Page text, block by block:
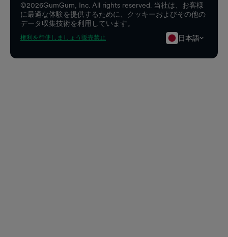
©2026GumGum, Inc. All rights reserved. 当社は、お客様
に最適な体験を提供するために、クッキーおよびその他の
データ収集技術を利用しています。
権利を行使しましょう 販売禁止 日本語